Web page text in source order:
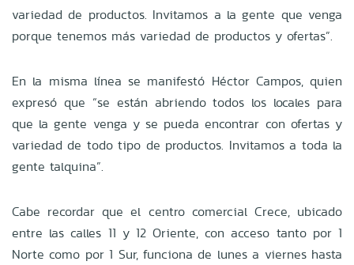
variedad de productos. Invitamos a la gente que venga
porque tenemos más variedad de productos y ofertas”.
En la misma línea se manifestó Héctor Campos, quien
expresó que “se están abriendo todos los locales para
que la gente venga y se pueda encontrar con ofertas y
variedad de todo tipo de productos. Invitamos a toda la
gente talquina”.
Cabe recordar que el centro comercial Crece, ubicado
entre las calles 11 y 12 Oriente, con acceso tanto por 1
Norte como por 1 Sur, funciona de lunes a viernes hasta